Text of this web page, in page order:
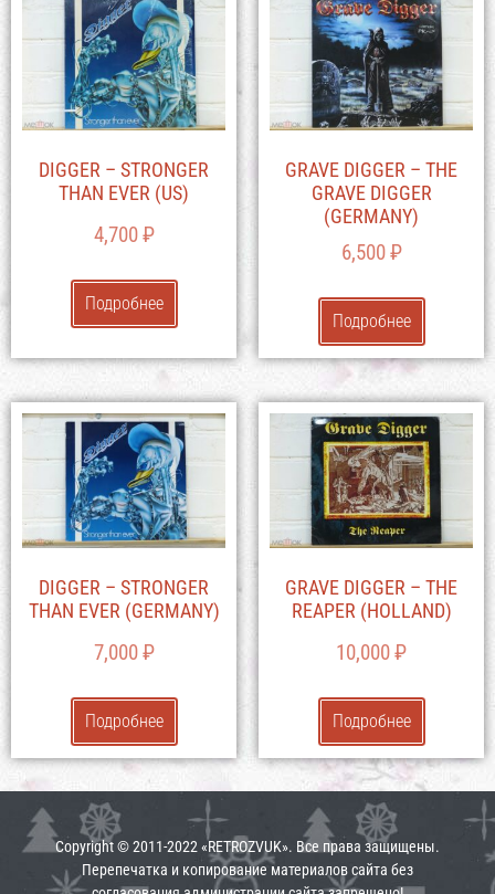
DIGGER – STRONGER
THAN EVER (US)
4,700₽
Подробнее
GRAVE DIGGER – THE
GRAVE DIGGER
(GERMANY)
6,500₽
Подробнее
DIGGER – STRONGER
THAN EVER (GERMANY)
7,000₽
Подробнее
GRAVE DIGGER – THE
REAPER (HOLLAND)
10,000₽
Подробнее
Copyright © 2011-2022 «RETROZVUK». Все права защищены.
Перепечатка и копирование материалов сайта без